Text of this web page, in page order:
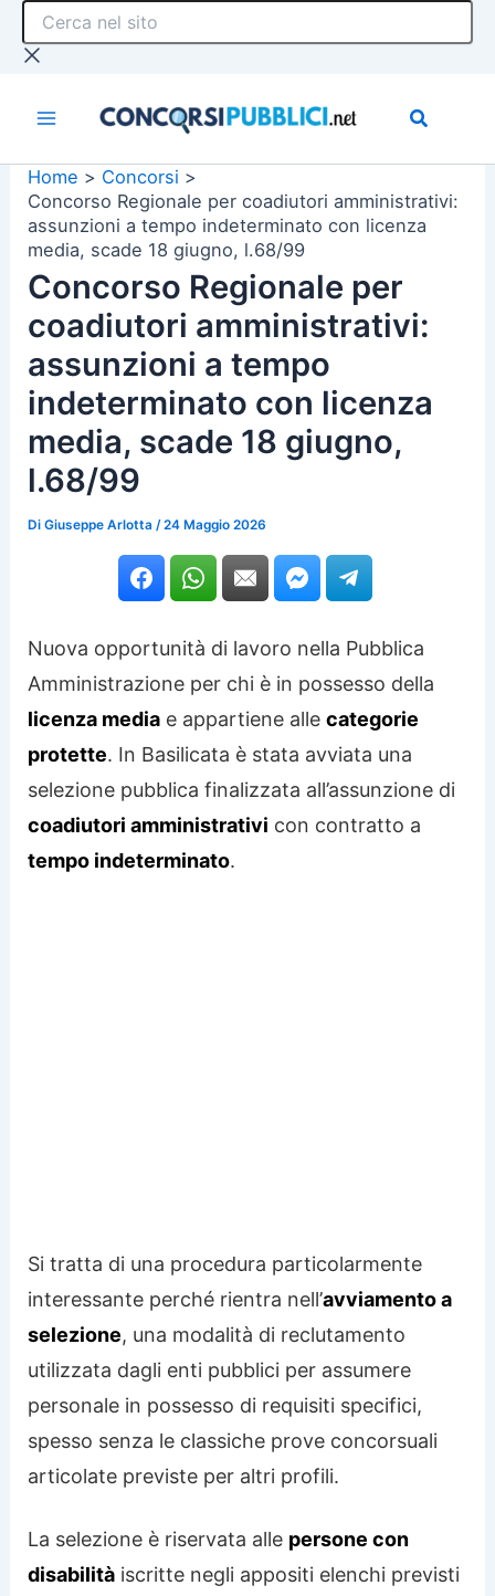
Cerca
sito
Home
Concorsi
Concorso Regionale per coadiutori amministrativi:
assunzioni a tempo indeterminato con licenza
media, scade 18 giugno, l.68/99
Concorso Regionale per
coadiutori amministrativi:
assunzioni a tempo
indeterminato con licenza
media, scade 18 giugno,
l.68/99
DiGiuseppe Arlotta /24 Maggio 2026
Nuova opportunità di lavoro nella Pubblica
Amministrazione per chi è in possesso della
licenza media e appartiene allecategorie
protette. In Basilicata è stata avviata una
selezione pubblica finalizzata all’assunzione di
coadiutori amministrativi con contratto a
tempo indeterminato.
Si tratta di una procedura particolarmente
interessante perché rientra nell’avviamento a
selezione, una modalità di reclutamento
utilizzata dagli enti pubblici per assumere
personale in possesso di requisiti specifici,
spesso senza le classiche prove concorsuali
articolate previste per altri profili.
La selezione è riservata alle persone con
disabilità iscritte negli appositi elenchi previsti